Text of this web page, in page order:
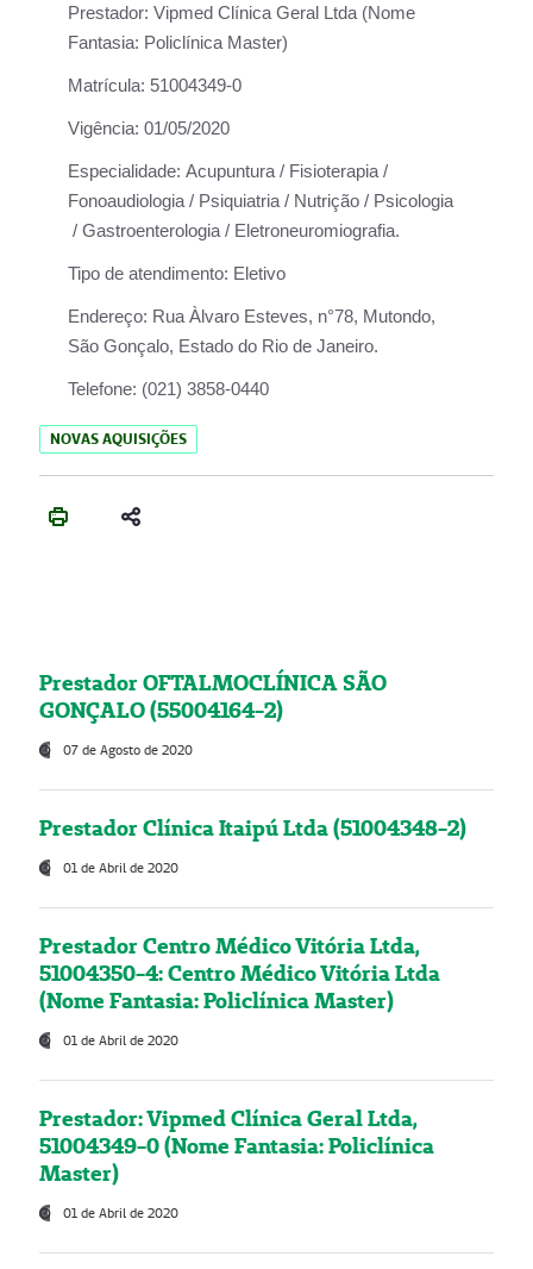
Prestador: Vipmed Clínica Geral Ltda (Nome
Fantasia: Policlínica Master)
Matrícula: 51004349-0
Vigência: 01/05/2020
Especialidade: Acupuntura / Fisioterapia /
Fonoaudiologia / Psiquiatria / Nutrição / Psicologia
/ Gastroenterologia / Eletroneuromiografia.
Tipo de atendimento: Eletivo
Endereço: Rua Àlvaro Esteves, n°78, Mutondo,
São Gonçalo, Estado do Rio de Janeiro.
Telefone: (021) 3858-0440
NOVAS AQUISIÇÕES
Prestador OFTALMOCLÍNICA SÃO
GONÇALO (55004164-2)
07 de Agosto de 2020
Prestador Clínica Itaipú Ltda (51004348-2)
01 de Abril de 2020
Prestador Centro Médico Vitória Ltda,
51004350-4: Centro Médico Vitória Ltda
(Nome Fantasia: Policlínica Master)
01 de Abril de 2020
Prestador: Vipmed Clínica Geral Ltda,
51004349-0 (Nome Fantasia: Policlínica
Master)
01 de Abril de 2020